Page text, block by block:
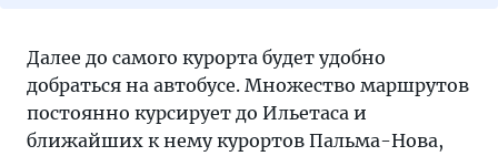
Далее до самого курорта будет удобно
добраться на автобусе. Множество маршрутов
постоянно курсирует до Ильетаса и
ближайших к нему курортов Пальма-Нова,